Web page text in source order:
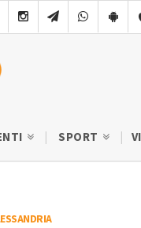
SPORT